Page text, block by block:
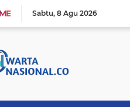
Sabtu 8 Agu 2026